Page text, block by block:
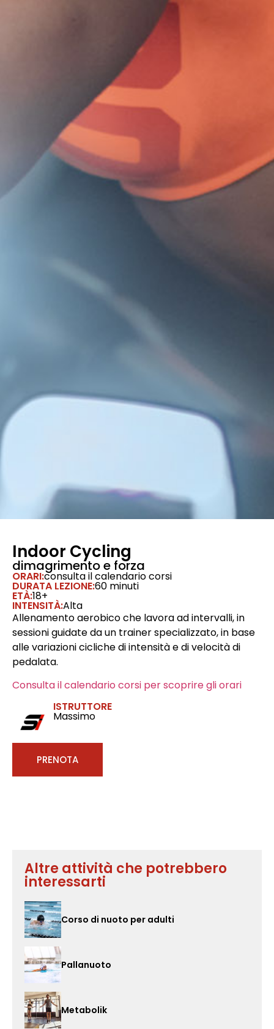
Indoor Cycling
dimagrimento e forza
ORARI:consulta il calendario corsi
DURATA LEZIONE:60 minuti
ETÀ:18+
INTENSITÀ:Alta
Allenamento aerobico che lavora ad intervalli, in
sessioni guidate da un trainer specializzato, in base
alle variazioni cicliche di intensità e di velocità di
pedalata.
Consulta il calendario corsi per scoprire gli orari
ISTRUTTORE
Massimo
PRENOTA
Altre attività che potrebbero
interessarti
Corso di nuoto per adulti
Pallanuoto
Metabolik